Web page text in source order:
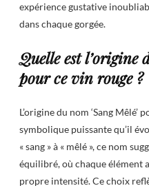
expérience gustative
dans chaque gorgée.
Quelle est l’origine
pour ce vin rouge ?
L’origine du nom ‘Sang
symbolique puissante qu’il
« sang » à « mêlé », ce nom
équilibré, où chaque élément
propre intensité. Ce choix